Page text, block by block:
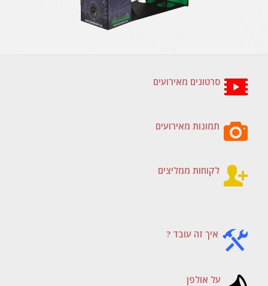
סרטונים מאירועים
תמונות מאירועים
לקוחות ממליצים
איך זה עובד ?
על אולפן